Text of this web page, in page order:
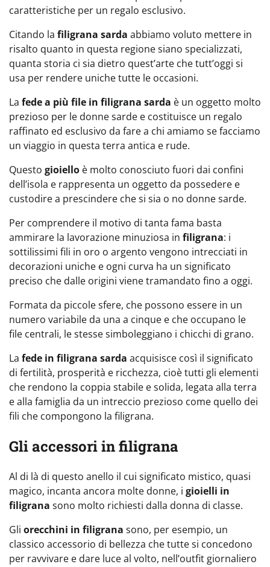
caratteristiche per un regalo esclusivo.
Citando la filigrana sarda abbiamo voluto mettere in
risalto quanto in questa regione siano specializzati,
quanta storia ci sia dietro quest’arte che tutt’oggi si
usa per rendere uniche tutte le occasioni.
La fede a più file in filigrana sarda è un oggetto molto
prezioso per le donne sarde e costituisce un regalo
raffinato ed esclusivo da fare a chi amiamo se facciamo
un viaggio in questa terra antica e rude.
Questo gioiello è molto conosciuto fuori dai confini
dell’isola e rappresenta un oggetto da possedere e
custodire a prescindere che si sia o no donne sarde.
Per comprendere il motivo di tanta fama basta
ammirare la lavorazione minuziosa in filigrana: i
sottilissimi fili in oro o argento vengono intrecciati in
decorazioni uniche e ogni curva ha un significato
preciso che dalle origini viene tramandato fino a oggi.
Formata da piccole sfere, che possono essere in un
numero variabile da una a cinque e che occupano le
file centrali, le stesse simboleggiano i chicchi di grano.
La fede in filigrana sarda acquisisce così il significato
di fertilità, prosperità e ricchezza, cioè tutti gli elementi
che rendono la coppia stabile e solida, legata alla terra
e alla famiglia da un intreccio prezioso come quello dei
fili che compongono la filigrana.
Gli accessori in filigrana
Al di là di questo anello il cui significato mistico, quasi
magico, incanta ancora molte donne, i gioielli in
filigrana sono molto richiesti dalla donna di classe.
Gli orecchini in filigrana sono, per esempio, un
classico accessorio di bellezza che tutte si concedono
per ravvivare e dare luce al volto, nell’outfit giornaliero